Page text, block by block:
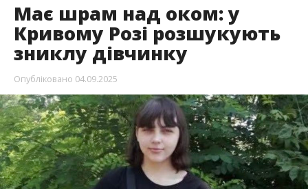
Має шрам над оком: у
Кривому Розі розшукують
зниклу дівчинку
Опубліковано 04.09.2025